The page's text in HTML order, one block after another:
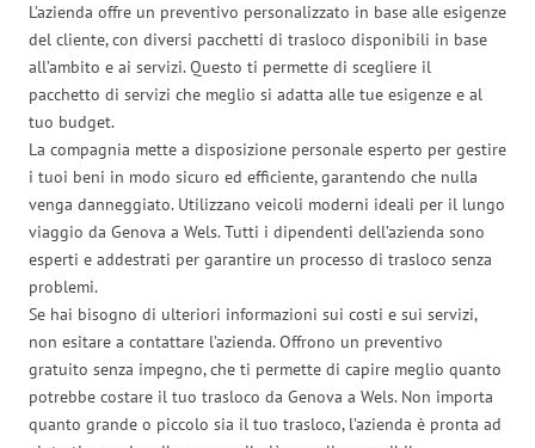
L’azienda offre un preventivo personalizzato in base alle esigenze
del cliente, con diversi pacchetti di trasloco disponibili in base
all’ambito e ai servizi. Questo ti permette di scegliere il
pacchetto di servizi che meglio si adatta alle tue esigenze e al
tuo budget.
La compagnia mette a disposizione personale esperto per gestire
i tuoi beni in modo sicuro ed efficiente, garantendo che nulla
venga danneggiato. Utilizzano veicoli moderni ideali per il lungo
viaggio da Genova a Wels. Tutti i dipendenti dell’azienda sono
esperti e addestrati per garantire un processo di trasloco senza
problemi.
Se hai bisogno di ulteriori informazioni sui costi e sui servizi,
non esitare a contattare l’azienda. Offrono un preventivo
gratuito senza impegno, che ti permette di capire meglio quanto
potrebbe costare il tuo trasloco da Genova a Wels. Non importa
quanto grande o piccolo sia il tuo trasloco, l’azienda è pronta ad